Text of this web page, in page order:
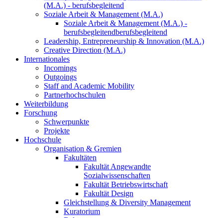
(M.A.) - berufsbegleitend
Soziale Arbeit & Management (M.A.)
Soziale Arbeit & Management (M.A.) -
berufsbegleitendberufsbegleitend
Leadership, Entrepreneurship & Innovation (M.A.)
Creative Direction (M.A.)
Internationales
Incomings
Outgoings
Staff and Academic Mobility
Partnerhochschulen
Weiterbildung
Forschung
Schwerpunkte
Projekte
Hochschule
Organisation & Gremien
Fakultäten
Fakultät Angewandte
Sozialwissenschaften
Fakultät Betriebswirtschaft
Fakultät Design
Gleichstellung & Diversity Management
Kuratorium